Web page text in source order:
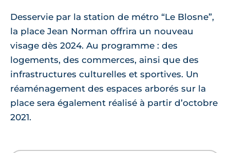
Desservie par la station de métro “Le Blosne”,
la place Jean Norman offrira un nouveau
visage dès 2024. Au programme : des
logements, des commerces, ainsi que des
infrastructures culturelles et sportives. Un
réaménagement des espaces arborés sur la
place sera également réalisé à partir d’octobre
2021.